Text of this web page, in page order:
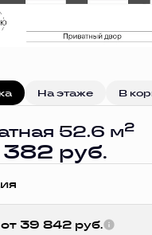
На этаже В
52.6 м2
руб.
от 39 842 руб.